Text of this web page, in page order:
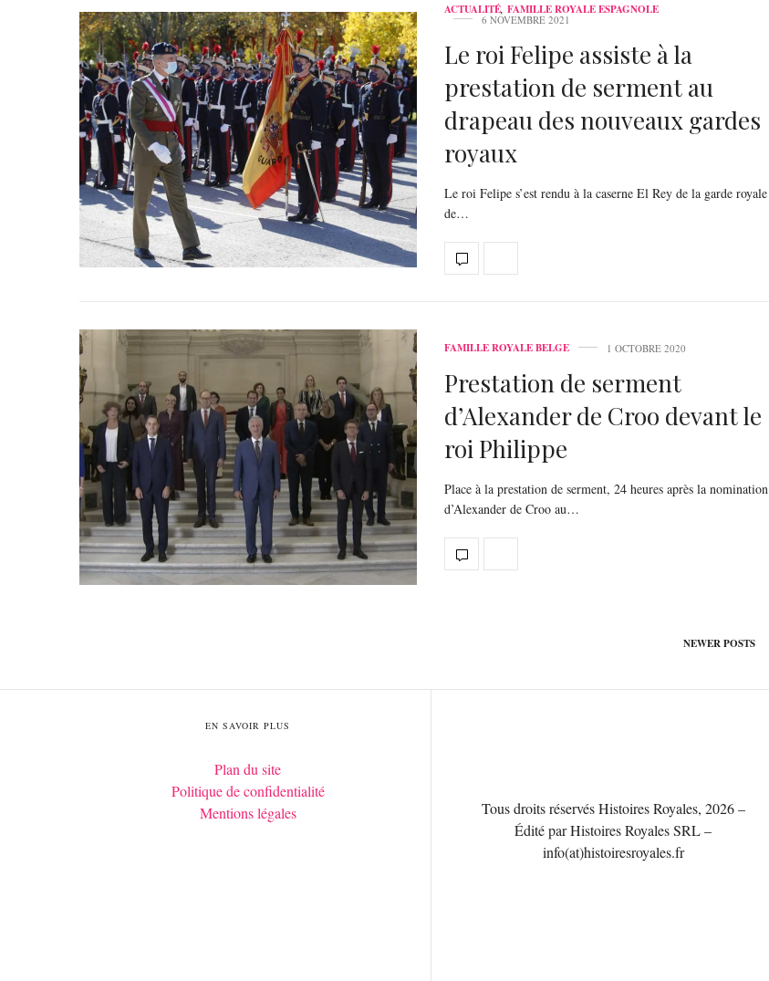
ACTUALITÉ, FAMILLE ROYALE ESPAGNOLE
6 NOVEMBRE 2021
Le roi Felipe assiste à la
prestation de serment au
drapeau des nouveaux gardes
royaux
Le roi Felipe s’est rendu à la caserne El Rey de la garde royale
de…
FAMILLE ROYALE BELGE 1 OCTOBRE 2020
Prestation de serment
d’Alexander de Croo devant le
roi Philippe
Place à la prestation de serment, 24 heures après la nomination
d’Alexander de Croo au…
NEWER POSTS
EN SAVOIR PLUS
Plan du site
Politique de confidentialité
Mentions légales
Tous droits réservés Histoires Royales, 2026 –
Édité par Histoires Royales SRL –
info(at)histoiresroyales.fr